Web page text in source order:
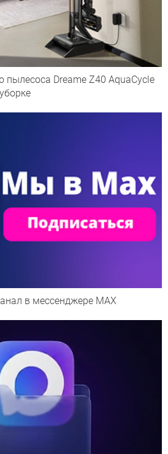
пылесоса Dreame Z40 AquaCycle
в мессенджере МАХ